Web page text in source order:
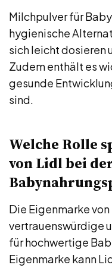
Milchpulver für
hygienische
sich leicht dosieren
Zudem enthält es
gesunde
sind.
Welche Rolle
von Lidl bei
Die Eigenmarke
vertrauenswürdige
für hochwertige
Eigenmarke kann